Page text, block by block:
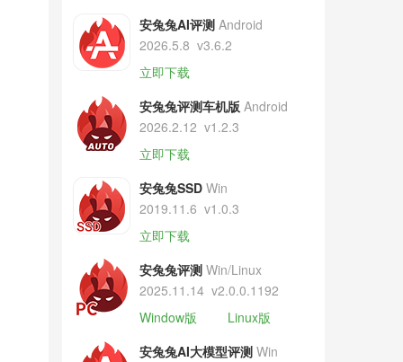
安兔兔AI评测 Android
2026.5.8 v3.6.2
立即下载
安兔兔评测车机版 Android
2026.2.12 v1.2.3
立即下载
安兔兔SSD Win
2019.11.6 v1.0.3
立即下载
安兔兔评测 Win/Linux
2025.11.14 v2.0.0.1192
Window版
Linux版
安兔兔AI大模型评测 Win